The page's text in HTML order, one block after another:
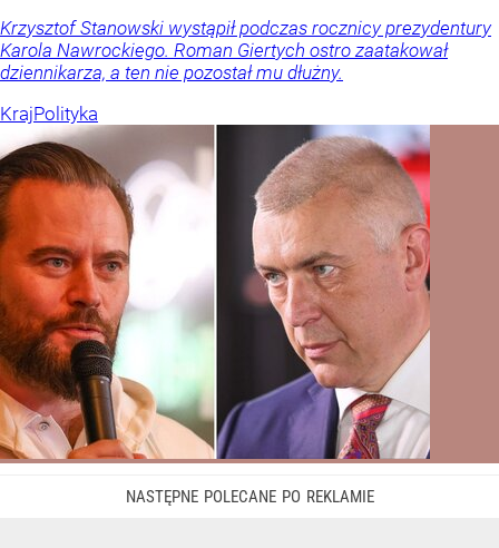
Krzysztof Stanowski wystąpił podczas rocznicy prezydentury
Karola Nawrockiego. Roman Giertych ostro zaatakował
dziennikarza, a ten nie pozostał mu dłużny.
KrajPolityka